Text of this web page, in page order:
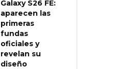
Galaxy S26 FE:
aparecen las
primeras
fundas
oficiales y
revelan su
diseño